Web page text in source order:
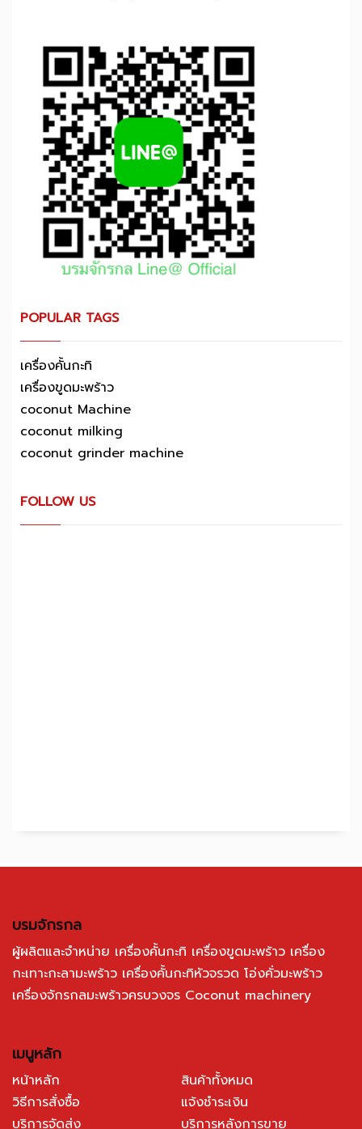
POPULAR TAGS
เครื่องคั้นกะทิ
เครื่องขูดมะพร้าว
coconut Machine
coconut milking
coconut grinder machine
FOLLOW US
บรมจักรกล
ผู้ผลิตและจำหน่าย เครื่องคั้นกะทิ เครื่องขูดมะพร้าว เครื่อง
กะเทาะกะลามะพร้าว เครื่องคั้นกะทิหัวจรวด โอ่งคั่วมะพร้าว
เครื่องจักรกลมะพร้าวครบวงจร Coconut machinery
เมนูหลัก
หน้าหลัก
สินค้าทั้งหมด
วิธีการสั่งซื้อ
แจ้งชำระเงิน
บริการจัดส่ง
บริการหลังการขาย